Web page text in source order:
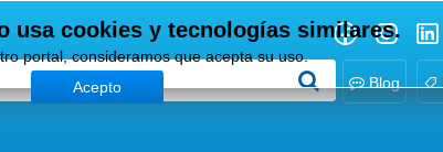
Blog
usa cookies y tecnologías similares.
portal, consideramos que acepta su uso.
Acepto